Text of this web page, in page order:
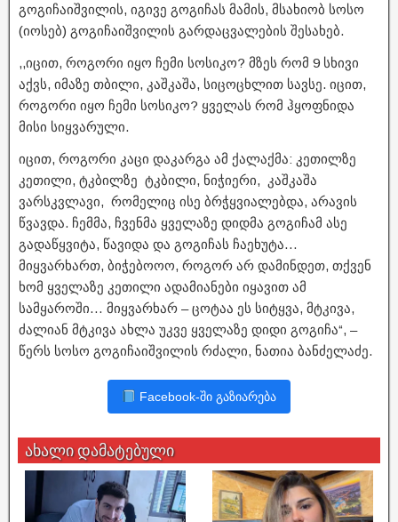
გოგიჩაიშვილის, იგივე გოგიჩას მამის, მსახიობ სოსო
(იოსებ) გოგიჩაიშვილის გარდაცვალების შესახებ.
,,იცით, როგორი იყო ჩემი სოსიკო? მზეს რომ 9 სხივი
აქვს, იმაზე თბილი, კაშკაშა, სიცოცხლით სავსე. იცით,
როგორი იყო ჩემი სოსიკო? ყველას რომ ჰყოფნიდა
მისი სიყვარული.
იცით, როგორი კაცი დაკარგა ამ ქალაქმა: კეთილზე
კეთილი, ტკბილზე ტკბილი, ნიჭიერი, კაშკაშა
ვარსკვლავი, რომელიც ისე ბრჭყვიალებდა, არავის
წვავდა. ჩემმა, ჩვენმა ყველაზე დიდმა გოგიჩამ ასე
გადაწყვიტა, წავიდა და გოგიჩას ჩაეხუტა…
მიყვარხართ, ბიჭებოოო, როგორ არ დამინდეთ, თქვენ
ხომ ყველაზე კეთილი ადამიანები იყავით ამ
სამყაროში… მიყვარხარ – ცოტაა ეს სიტყვა, მტკივა,
ძალიან მტკივა ახლა უკვე ყველაზე დიდი გოგიჩა“, –
წერს სოსო გოგიჩაიშვილის რძალი, ნათია ბანძელაძე.
Facebook-ში გაზიარება
ახალი დამატებული